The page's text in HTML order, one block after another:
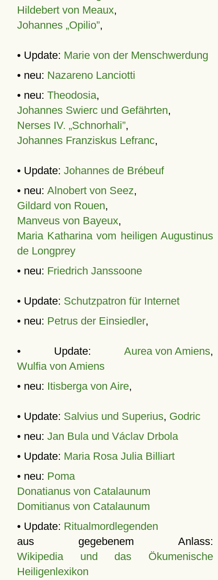
Hildebert von Meaux,
Johannes „Opilio”,
• Update: Marie von der Menschwerdung
• neu: Nazareno Lanciotti
• neu: Theodosia,
Johannes Swierc und Gefährten,
Nerses IV. „Schnorhali”,
Johannes Franziskus Lefranc,
• Update: Johannes de Brébeuf
• neu: Alnobert von Seez,
Gildard von Rouen,
Manveus von Bayeux,
Maria Katharina vom heiligen Augustinus
de Longprey
• neu: Friedrich Janssoone
• Update: Schutzpatron für Internet
• neu: Petrus der Einsiedler,
• Update: Aurea von Amiens,
Wulfia von Amiens
• neu: Itisberga von Aire,
• Update: Salvius und Superius, Godric
• neu: Jan Bula und Václav Drbola
• Update: Maria Rosa Julia Billiart
• neu: Poma
Donatianus von Catalaunum
Domitianus von Catalaunum
• Update: Ritualmordlegenden
aus gegebenem Anlass:
Wikipedia und das Ökumenische
Heiligenlexikon